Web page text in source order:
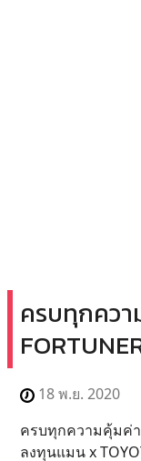
ครบทุกควา
18 พ.ย. 2020
ครบทุกความคุ้มค่าด้
ลงทุนแมน x